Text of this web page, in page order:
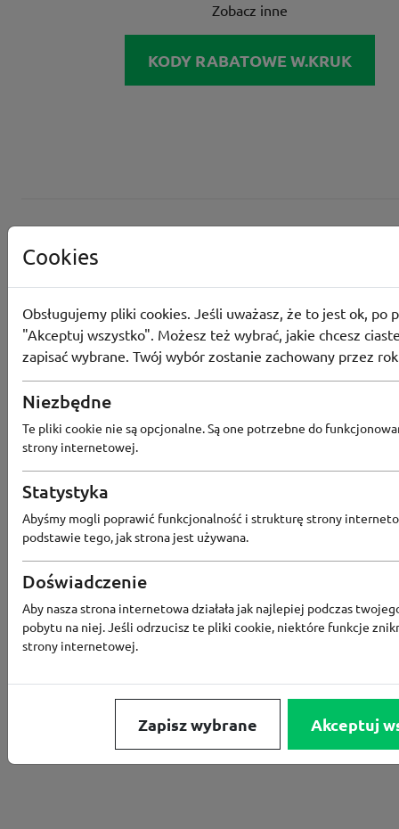
Zobacz inne
KODY RABATOWE W.KRUK
Programu Lojalnościowego
Converse
Rabat -15% za zapis do newslettera
Cookies
Obsługujemy pliki cookies. Jeśli uważasz, że to jest ok, po
"Akceptuj wszystko". Możesz też wybrać, jakie chcesz
zapisać wybrane. Twój wybór zostanie zachowany przez
Niezbędne
Te pliki cookie nie są opcjonalne. Są one potrzebne do
strony internetowej.
Statystyka
Abyśmy mogli poprawić funkcjonalność i strukturę strony
podstawie tego, jak strona jest używana.
Doświadczenie
Aby nasza strona internetowa działała jak najlepiej podczas
pobytu na niej. Jeśli odrzucisz te pliki cookie, niektóre funkcje
strony internetowej.
Zapisz wybrane Akceptuj